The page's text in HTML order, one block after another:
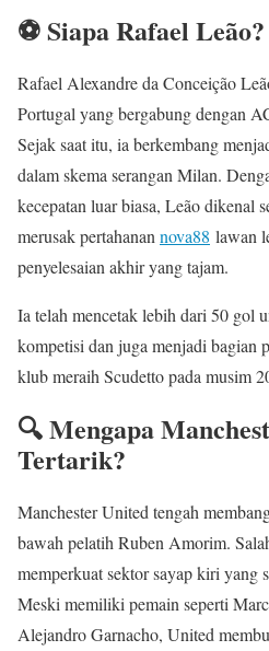
⚽ Siapa Rafael Leão?
Rafael Alexandre da Conceição
Portugal yang bergabung dengan
Sejak saat itu, ia berkembang
dalam skema serangan Milan.
kecepatan luar biasa, Leão dikenal
merusak pertahanan nova88 lawan
penyelesaian akhir yang tajam.
Ia telah mencetak lebih dari 50 gol
kompetisi dan juga menjadi bagian
klub meraih Scudetto pada musim
🔍 Mengapa
Tertarik?
Manchester United tengah
bawah pelatih Ruben Amorim.
memperkuat sektor sayap kiri yang
Meski memiliki pemain seperti
Alejandro Garnacho, United